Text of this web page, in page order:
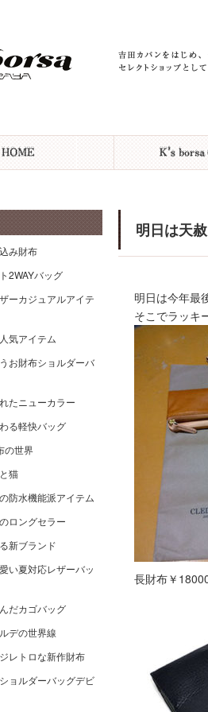
み財布
2WAYバッグ
ーカジュアルアイテ
気アイテム
お財布ショルダーバ
たニューカラー
る軽快バッグ
の世界
猫
防水機能派アイテム
ロングセラー
新ブランド
い夏対応レザーバッ
だカゴバッグ
デの世界線
レトロな新作財布
ョルダーバッグデビ
明日は天
明日は今年最
そこでラッキ
長財布￥